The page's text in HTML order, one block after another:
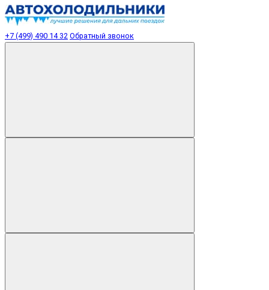
+7 (499) 490 14 32 Обратный звонок